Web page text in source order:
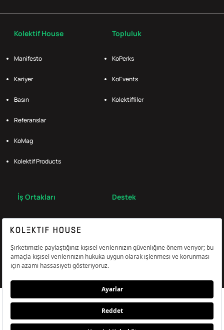
Kolektif House
Manifesto
Kariyer
Basın
Referanslar
KoMag
Kolektif Products
Topluluk
KoPerks
KoEvents
Kolektifliler
İş Ortakları Destek
Çerez Tercihlerini Yönetin